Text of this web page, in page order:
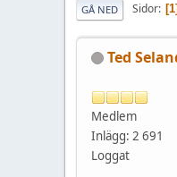
GÅ NED Sidor 1
Ted
Medlem
Inlägg: 2 691
Loggat